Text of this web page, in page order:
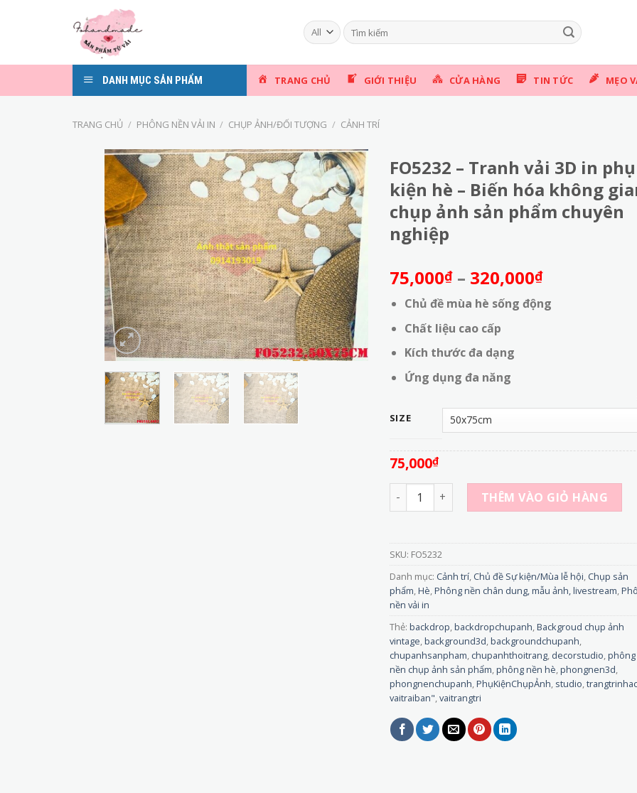
Tìm
kiếm:
DANH MỤC SẢN PHẨM TRANG CHỦ GIỚI THIỆU CỬA HÀNG TIN TỨC MẸO
TRANG CHỦ / PHÔNG NỀN VẢI IN / CHỤP ẢNH/ĐỐI TƯỢNG / CẢNH TRÍ
FO5232 – Tranh vải 3D in phụ
kiện hè – Biến hóa không
chụp ảnh sản phẩm chuyên
nghiệp
75,000₫ – 320,000₫Khoảng
từ
Chủ đề mùa hè sống động
Chất liệu cao cấp
Kích thước đa dạng
Ứng dụng đa năng
SIZE
75,000₫
FO5232 - Tranh vải 3D in phụ kiện hè - Biến
THÊM VÀO GIỎ HÀNG
SKU: FO5232
Danh mục: Cảnh trí, Chủ đề Sự kiện/Mùa lễ hội, Chụp sản
phẩm,Hè,Phông nền chân dung, mẫu ảnh, livestream,
nền vải in
Thẻ: backdrop,backdropchupanh,Backgroud chụp ảnh
vintage,background3d,backgroundchupanh,
chupanhsanpham, chupanhthoitrang, decorstudio,phông
nền chụp ảnh sản phẩm,phông nền hè,phongnen3d,
phongnenchupanh,PhụKiệnChụpẢnh, studio,
vaitraiban",vaitrangtri